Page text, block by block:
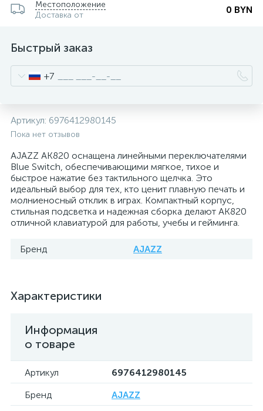
Местоположение
Доставка от
0 BYN
Быстрый заказ
+7
Артикул: 6976412980145
Пока нет отзывов
AJAZZ AK820 оснащена линейными переключателями
Blue Switch, обеспечивающими мягкое, тихое и
быстрое нажатие без тактильного щелчка. Это
идеальный выбор для тех, кто ценит плавную печать и
молниеносный отклик в играх. Компактный корпус,
стильная подсветка и надежная сборка делают AK820
отличной клавиатурой для работы, учебы и гейминга.
Бренд AJAZZ
Характеристики
Информация
о товаре
Артикул
6976412980145
Бренд
AJAZZ